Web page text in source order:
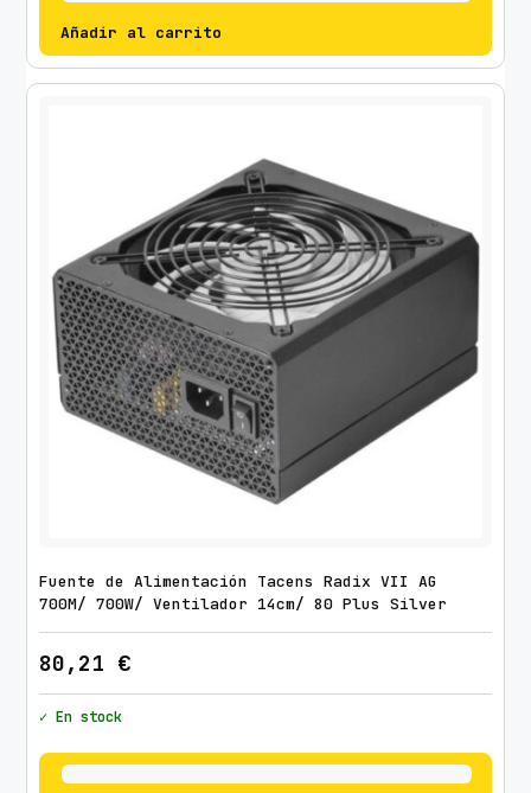
Añadir al carrito
Fuente de Alimentación Tacens Radix VII AG
700M/ 700W/ Ventilador 14cm/ 80 Plus Silver
80,21 €
✓ En stock